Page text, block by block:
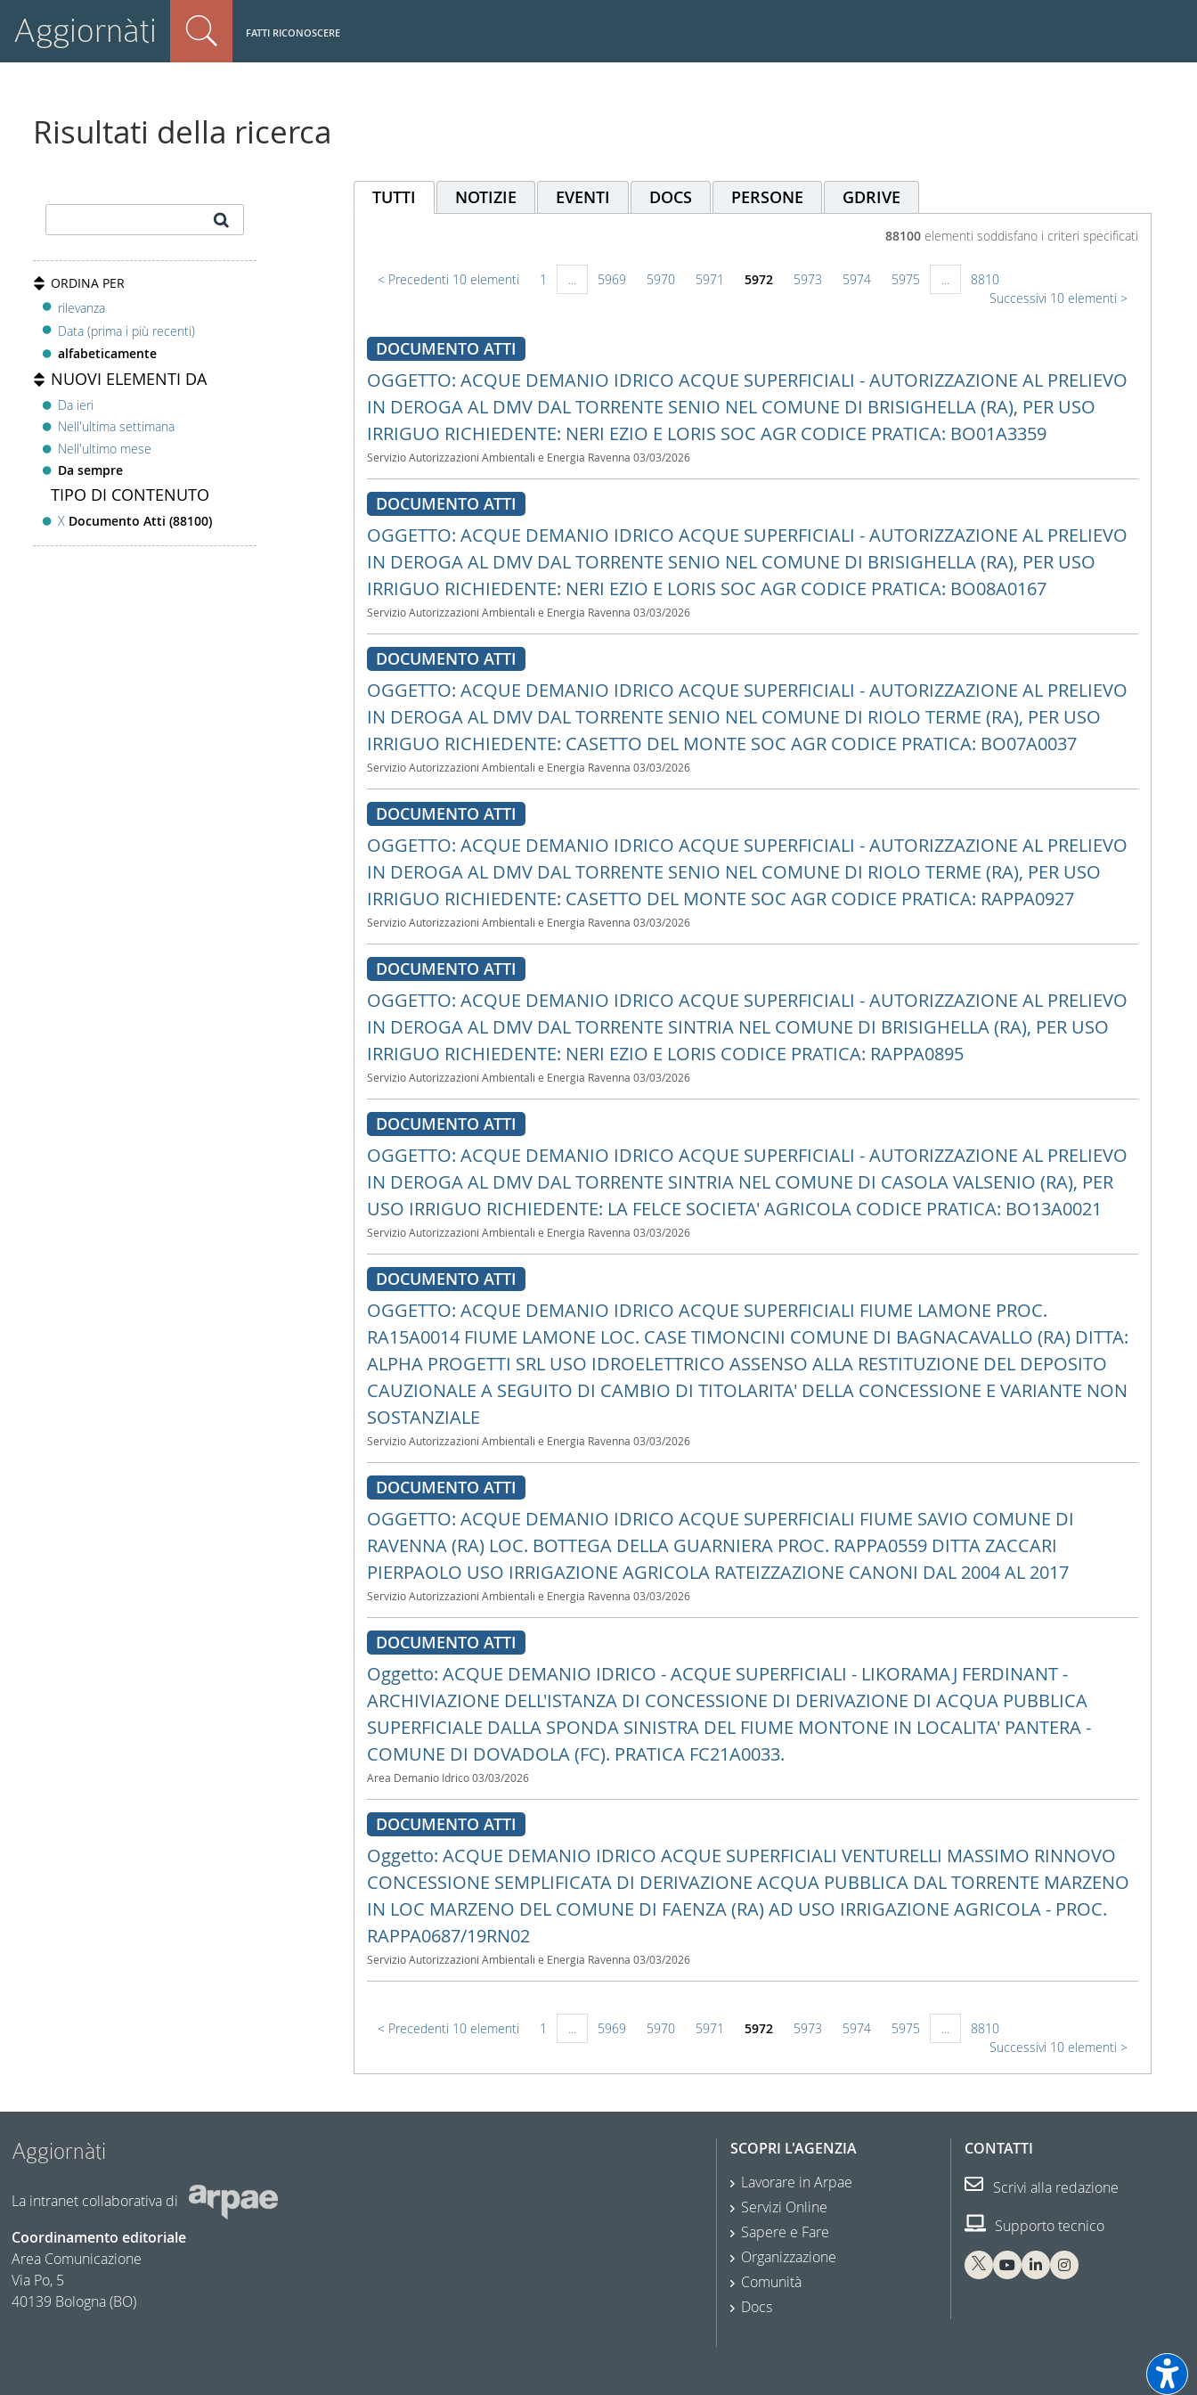
Aggiornàti FATTI RICONOSCERE
Risultati della ricerca
ORDINA PER
rilevanza
Data (prima i più recenti)
alfabeticamente
NUOVI ELEMENTI DA
Da ieri
Nell'ultima settimana
Nell'ultimo mese
Da sempre
TIPO DI CONTENUTO
X Documento Atti (88100)
TUTTI NOTIZIE EVENTI DOCS PERSONE GDRIVE
88100elementi soddisfano i criteri specificati
Precedenti 10 elementi 1 ... 5969 5970 5971 5972 5973 5974 5975 ...
8810
Successivi 10 elementi
DOCUMENTO ATTI
OGGETTO: ACQUE DEMANIO IDRICO ACQUE SUPERFICIALI - AUTORIZZAZIONE AL PRELIEVO
IN DEROGA AL DMV DAL TORRENTE SENIO NEL COMUNE DI BRISIGHELLA (RA), PER USO
IRRIGUO RICHIEDENTE: NERI EZIO E LORIS SOC AGR CODICE PRATICA: BO01A3359
Servizio Autorizzazioni Ambientali e Energia Ravenna 03/03/2026
DOCUMENTO ATTI
OGGETTO: ACQUE DEMANIO IDRICO ACQUE SUPERFICIALI - AUTORIZZAZIONE AL PRELIEVO
IN DEROGA AL DMV DAL TORRENTE SENIO NEL COMUNE DI BRISIGHELLA (RA), PER USO
IRRIGUO RICHIEDENTE: NERI EZIO E LORIS SOC AGR CODICE PRATICA: BO08A0167
Servizio Autorizzazioni Ambientali e Energia Ravenna 03/03/2026
DOCUMENTO ATTI
OGGETTO: ACQUE DEMANIO IDRICO ACQUE SUPERFICIALI - AUTORIZZAZIONE AL PRELIEVO
IN DEROGA AL DMV DAL TORRENTE SENIO NEL COMUNE DI RIOLO TERME (RA), PER USO
IRRIGUO RICHIEDENTE: CASETTO DEL MONTE SOC AGR CODICE PRATICA: BO07A0037
Servizio Autorizzazioni Ambientali e Energia Ravenna 03/03/2026
DOCUMENTO ATTI
OGGETTO: ACQUE DEMANIO IDRICO ACQUE SUPERFICIALI - AUTORIZZAZIONE AL PRELIEVO
IN DEROGA AL DMV DAL TORRENTE SENIO NEL COMUNE DI RIOLO TERME (RA), PER USO
IRRIGUO RICHIEDENTE: CASETTO DEL MONTE SOC AGR CODICE PRATICA: RAPPA0927
Servizio Autorizzazioni Ambientali e Energia Ravenna 03/03/2026
DOCUMENTO ATTI
OGGETTO: ACQUE DEMANIO IDRICO ACQUE SUPERFICIALI - AUTORIZZAZIONE AL PRELIEVO
IN DEROGA AL DMV DAL TORRENTE SINTRIA NEL COMUNE DI BRISIGHELLA (RA), PER USO
IRRIGUO RICHIEDENTE: NERI EZIO E LORIS CODICE PRATICA: RAPPA0895
Servizio Autorizzazioni Ambientali e Energia Ravenna 03/03/2026
DOCUMENTO ATTI
OGGETTO: ACQUE DEMANIO IDRICO ACQUE SUPERFICIALI - AUTORIZZAZIONE AL PRELIEVO
IN DEROGA AL DMV DAL TORRENTE SINTRIA NEL COMUNE DI CASOLA VALSENIO (RA), PER
USO IRRIGUO RICHIEDENTE: LA FELCE SOCIETA' AGRICOLA CODICE PRATICA: BO13A0021
Servizio Autorizzazioni Ambientali e Energia Ravenna 03/03/2026
DOCUMENTO ATTI
OGGETTO: ACQUE DEMANIO IDRICO ACQUE SUPERFICIALI FIUME LAMONE PROC.
RA15A0014 FIUME LAMONE LOC. CASE TIMONCINI COMUNE DI BAGNACAVALLO (RA) DITTA:
ALPHA PROGETTI SRL USO IDROELETTRICO ASSENSO ALLA RESTITUZIONE DEL DEPOSITO
CAUZIONALE A SEGUITO DI CAMBIO DI TITOLARITA' DELLA CONCESSIONE E VARIANTE NON
SOSTANZIALE
Servizio Autorizzazioni Ambientali e Energia Ravenna 03/03/2026
DOCUMENTO ATTI
OGGETTO: ACQUE DEMANIO IDRICO ACQUE SUPERFICIALI FIUME SAVIO COMUNE DI
RAVENNA (RA) LOC. BOTTEGA DELLA GUARNIERA PROC. RAPPA0559 DITTA ZACCARI
PIERPAOLO USO IRRIGAZIONE AGRICOLA RATEIZZAZIONE CANONI DAL 2004 AL 2017
Servizio Autorizzazioni Ambientali e Energia Ravenna 03/03/2026
DOCUMENTO ATTI
Oggetto: ACQUE DEMANIO IDRICO - ACQUE SUPERFICIALI - LIKORAMAJ FERDINANT -
ARCHIVIAZIONE DELL'ISTANZA DI CONCESSIONE DI DERIVAZIONE DI ACQUA PUBBLICA
SUPERFICIALE DALLA SPONDA SINISTRA DEL FIUME MONTONE IN LOCALITA' PANTERA -
COMUNE DI DOVADOLA (FC). PRATICA FC21A0033.
Area Demanio Idrico 03/03/2026
DOCUMENTO ATTI
Oggetto: ACQUE DEMANIO IDRICO ACQUE SUPERFICIALI VENTURELLI MASSIMO RINNOVO
CONCESSIONE SEMPLIFICATA DI DERIVAZIONE ACQUA PUBBLICA DAL TORRENTE MARZENO
IN LOC MARZENO DEL COMUNE DI FAENZA (RA) AD USO IRRIGAZIONE AGRICOLA - PROC.
RAPPA0687/19RN02
Servizio Autorizzazioni Ambientali e Energia Ravenna 03/03/2026
Precedenti 10 elementi 1 ... 5969 5970 5971 5972 5973 5974 5975 ...
8810
Successivi 10 elementi
Aggiornàti
La intranet collaborativa di
Coordinamento editoriale
Area Comunicazione
Via Po, 5
40139 Bologna (BO)
SCOPRI L'AGENZIA
Lavorare in Arpae
Servizi Online
Sapere e Fare
Organizzazione
Comunità
Docs
CONTATTI
Scrivi alla redazione
Supporto tecnico